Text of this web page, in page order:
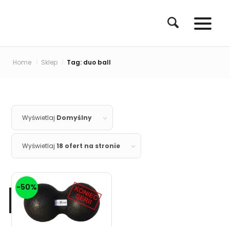
Home / Sklep / Tag: duo ball
Wyświetlaj Domyślny
Wyświetlaj18 ofert na stronie
-50%